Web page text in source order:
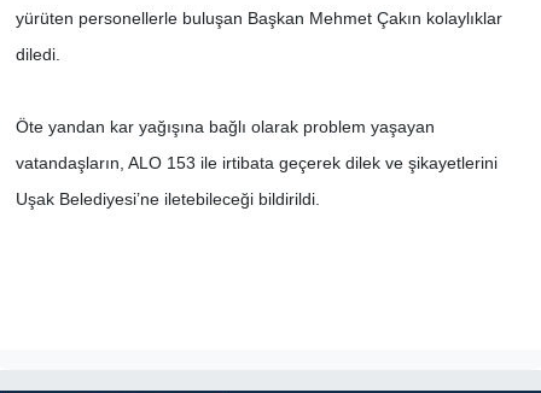
yürüten personellerle buluşan Başkan Mehmet Çakın kolaylıklar
diledi.
Öte yandan kar yağışına bağlı olarak problem yaşayan
vatandaşların, ALO 153 ile irtibata geçerek dilek ve şikayetlerini
Uşak Belediyesi’ne iletebileceği bildirildi.